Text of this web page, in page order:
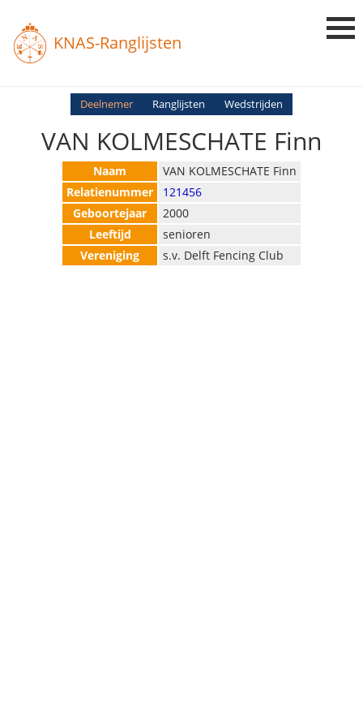
KNAS-Ranglijsten
Login
Ranglijsten
Uitslagen
Deelnemer Ranglijsten Wedstrijden
VAN KOLMESCHATE Finn
Naam
VAN KOLMESCHATE Finn
Relatienummer
121456
Geboortejaar
2000
Leeftijd
senioren
Vereniging
s.v. Delft Fencing Club